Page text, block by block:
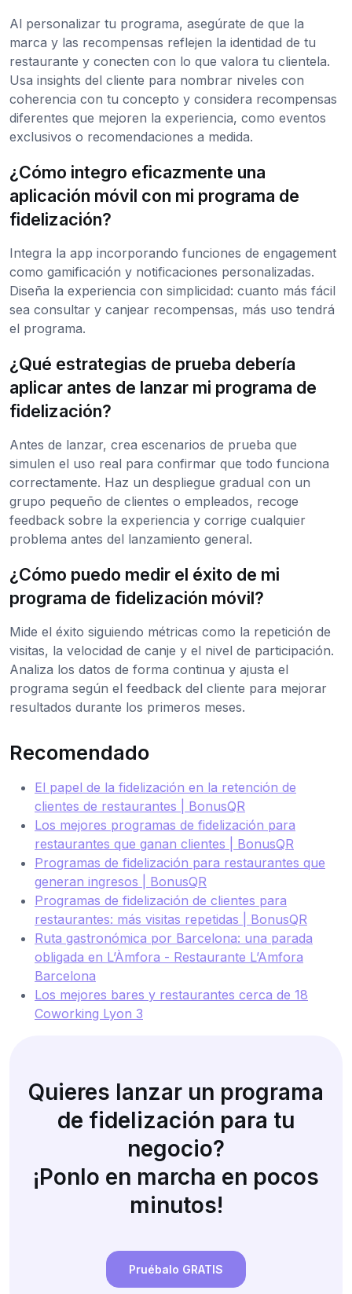
Al personalizar tu programa, asegúrate de que la
marca y las recompensas reflejen la identidad de tu
restaurante y conecten con lo que valora tu clientela.
Usa insights del cliente para nombrar niveles con
coherencia con tu concepto y considera recompensas
diferentes que mejoren la experiencia, como eventos
exclusivos o recomendaciones a medida.
¿Cómo integro eficazmente una
aplicación móvil con mi programa de
fidelización?
Integra la app incorporando funciones de engagement
como gamificación y notificaciones personalizadas.
Diseña la experiencia con simplicidad: cuanto más fácil
sea consultar y canjear recompensas, más uso tendrá
el programa.
¿Qué estrategias de prueba debería
aplicar antes de lanzar mi programa de
fidelización?
Antes de lanzar, crea escenarios de prueba que
simulen el uso real para confirmar que todo funciona
correctamente. Haz un despliegue gradual con un
grupo pequeño de clientes o empleados, recoge
feedback sobre la experiencia y corrige cualquier
problema antes del lanzamiento general.
¿Cómo puedo medir el éxito de mi
programa de fidelización móvil?
Mide el éxito siguiendo métricas como la repetición de
visitas, la velocidad de canje y el nivel de participación.
Analiza los datos de forma continua y ajusta el
programa según el feedback del cliente para mejorar
resultados durante los primeros meses.
Recomendado
El papel de la fidelización en la retención de
clientes de restaurantes | BonusQR
Los mejores programas de fidelización para
restaurantes que ganan clientes | BonusQR
Programas de fidelización para restaurantes que
generan ingresos | BonusQR
Programas de fidelización de clientes para
restaurantes: más visitas repetidas | BonusQR
Ruta gastronómica por Barcelona: una parada
obligada en L’Àmfora - Restaurante L’Amfora
Barcelona
Los mejores bares y restaurantes cerca de 18
Coworking Lyon 3
Quieres lanzar un programa
de fidelización para tu
negocio?
¡Ponlo en marcha en pocos
minutos!
Pruébalo GRATIS